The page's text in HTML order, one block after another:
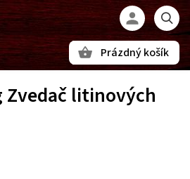
Prázdný košík
Zvedač litinových